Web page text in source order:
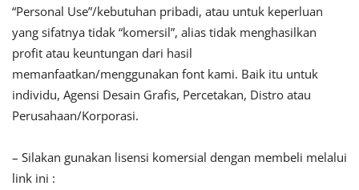
“Personal Use”/kebutuhan pribadi, atau untuk keperluan
yang sifatnya tidak “komersil”, alias tidak menghasilkan
profit atau keuntungan dari hasil
memanfaatkan/menggunakan font kami. Baik itu untuk
individu, Agensi Desain Grafis, Percetakan, Distro atau
Perusahaan/Korporasi.
– Silakan gunakan lisensi komersial dengan membeli melalui
link ini :